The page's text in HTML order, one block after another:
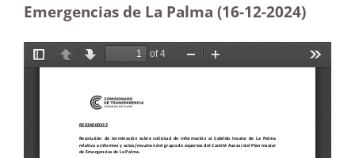
Emergencias de La Palma (16-12-2024)